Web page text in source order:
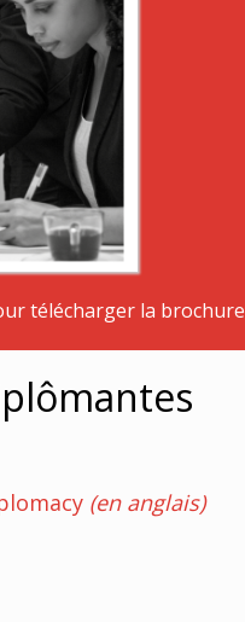
télécharger la brochure
(en anglais)